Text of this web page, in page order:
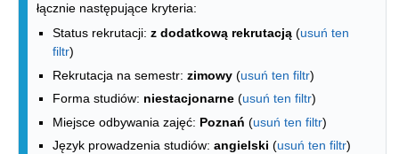
łącznie następujące kryteria:
Status rekrutacji: z dodatkową rekrutacją (usuń ten
filtr)
Rekrutacja na semestr: zimowy (usuń ten filtr)
Forma studiów: niestacjonarne (usuń ten filtr)
Miejsce odbywania zajęć: Poznań (usuń ten filtr)
Język prowadzenia studiów: angielski (usuń ten filtr)